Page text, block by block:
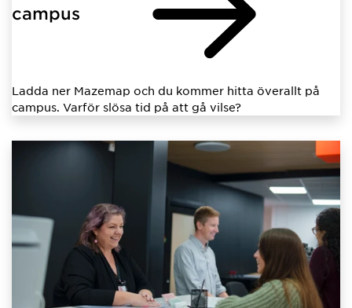
campus
Ladda ner Mazemap och du kommer hitta överallt på
campus. Varför slösa tid på att gå vilse?